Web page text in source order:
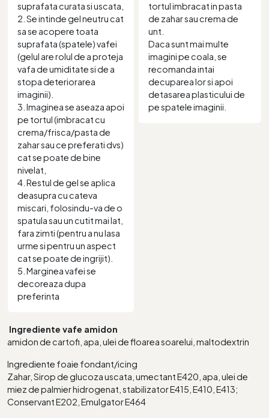
suprafata curata si uscata,
2. Se intinde gel neutru cat
sa se acopere toata
suprafata (spatele) vafei
(gelul are rolul de a proteja
vafa de umiditate si de a
stopa deteriorarea
imaginii).
3. Imaginea se aseaza apoi
pe tortul (imbracat cu
crema/frisca/pasta de
zahar sau ce preferati dvs)
cat se poate de bine
nivelat,
4. Restul de gel se aplica
deasupra cu cateva
miscari, folosindu-va de o
spatula sau un cutit mai lat,
fara zimti (pentru a nu lasa
urme si pentru un aspect
cat se poate de ingrijit).
5. Marginea vafei se
decoreaza dupa
preferinta
tortul imbracat in pasta
de zahar sau crema de
unt.
Daca sunt mai multe
imagini pe coala, se
recomanda intai
decuparea lor si apoi
detasarea plasticului de
pe spatele imaginii.
Ingrediente vafe amidon
amidon de cartofi, apa, ulei de floarea soarelui, maltodextrin
Ingrediente foaie fondant/icing
Zahar, Sirop de glucoza uscata, umectant E420, apa, ulei de
miez de palmier hidrogenat, stabilizator E415, E410, E413;
Conservant E202, Emulgator E464